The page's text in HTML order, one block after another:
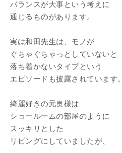
バランスが大事という考えに
通じるものがあります。
実は和田先生は、モノが
ぐちゃぐちゃっとしていないと
落ち着かないタイプという
エピソードも披露されています。
綺麗好きの元奥様は
ショールームの部屋のように
スッキリとした
リビングにしていましたが、